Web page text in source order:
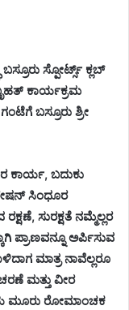
ಬಸ್ರೂರು ಸ್ಪೋರ್ಟ್ಸ್ ಕ್ಲಬ್
ಕಾರ್ಯಕ್ರಮ
ಬಸ್ರೂರು ಶ್ರೀ
ಕಾರ್ಯ, ಬದುಕು
ಸಿಂಧೂರ
ಸುರಕ್ಷತೆ ನಮ್ಮೆಲ್ಲರ
ಪ್ರಾಣವನ್ನೂ ಅರ್ಪಿಸುವ
ಮಾತ್ರ ನಾವೆಲ್ಲರೂ
ಮತ್ತು ವೀರ
ಮೂರು ರೋಮಾಂಚಕ